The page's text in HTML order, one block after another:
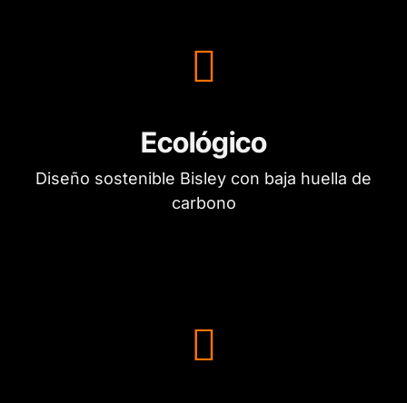
Ecológico
Diseño sostenible Bisley con baja huella de
carbono